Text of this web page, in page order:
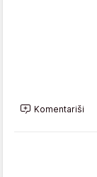
Komentariši